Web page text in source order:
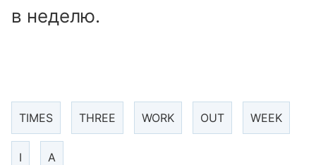
в неделю.
TIMES THREE WORK OUT WEEK
I A